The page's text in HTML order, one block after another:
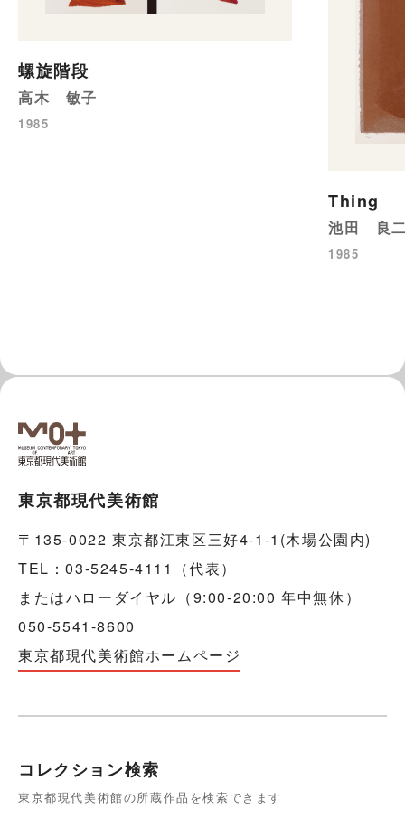
螺旋階段
高木 敏子
1985
Thing
池田 良
1985
東京都現代美術館
〒135-0022 東京都江東区三好4-1-1(木場公園内)
TEL：03-5245-4111（代表）
またはハローダイヤル（9:00-20:00 年中無休）
050-5541-8600
東京都現代美術館ホームページ
コレクション検索
東京都現代美術館の所蔵作品を検索できます